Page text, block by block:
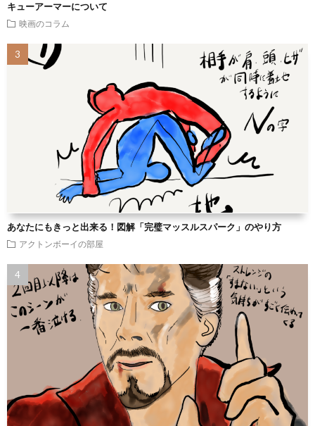
キューアーマーについて
映画のコラム
あなたにもきっと出来る！図解「完璧マッスルスパーク」のやり方
アクトンボーイの部屋